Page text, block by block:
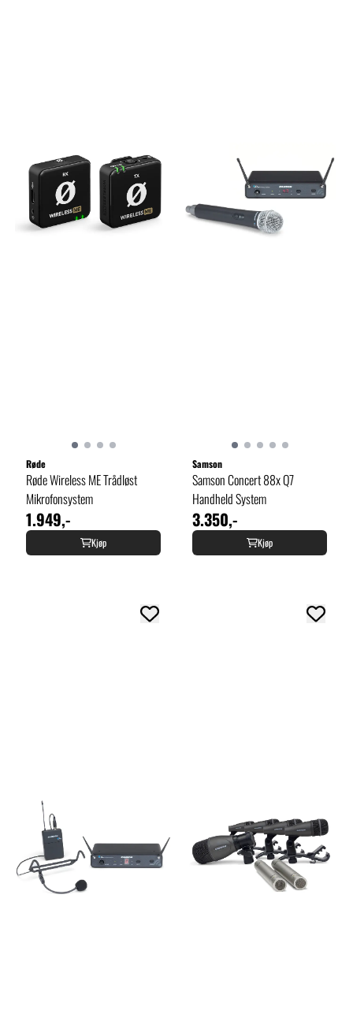
Røde
Røde Wireless ME Trådløst
Mikrofonsystem
1.949,-
Kjøp
Samson
Samson Concert 88x Q7
Handheld System
3.350,-
Kjøp